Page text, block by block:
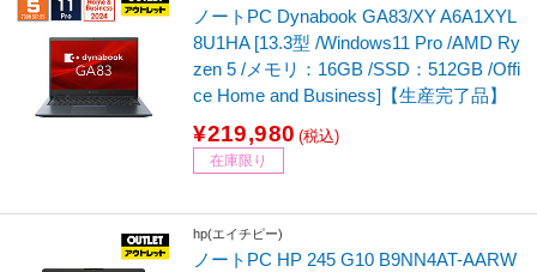
ノートPC Dynabook GA83/XY A6A1XYL
8U1HA [13.3型 /Windows11 Pro /AMD Ry
zen 5 /メモリ：16GB /SSD：512GB /Offi
ce Home and Business]【生産完了品】
¥219,980 (税込)
在庫限り
hp(エイチピー)
ノートPC HP 245 G10 B9NN4AT-AARW